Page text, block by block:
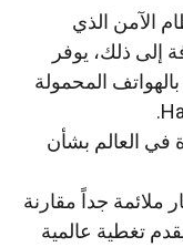
الآمن الذي
إلى ذلك، يوفر
المحمولة
في العالم بشأن
ملائمة جداً مقارنة
تغطية عالمية